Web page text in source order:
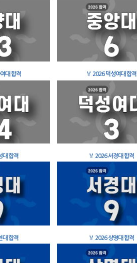
대 합격 🏅 2026 덕성여대 합격
대 합격 🏅 2026 서경대 합격
대 합격 🏅 2026 상명대 합격